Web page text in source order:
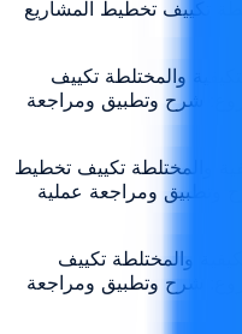
تكييف تخطيط المشاريع
والمختلطة تكييف
شرح وتطبيق ومراجعة
والمختلطة تكييف تخطيط
وتطبيق ومراجعة عملية
والمختلطة تكييف
شرح وتطبيق ومراجعة